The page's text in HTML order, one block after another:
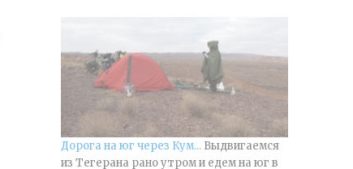
Дорога на юг через Кум... Выдвигаемся
из Тегерана рано утром и едем на юг в